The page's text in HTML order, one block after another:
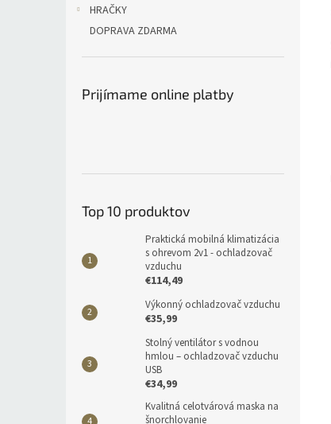
HRAČKY
DOPRAVA ZDARMA
Prijímame online platby
Top 10 produktov
Praktická mobilná klimatizácia
s ohrevom 2v1 - ochladzovač
vzduchu
€114,49
Výkonný ochladzovač vzduchu
€35,99
Stolný ventilátor s vodnou
hmlou – ochladzovač vzduchu
USB
€34,99
Kvalitná celotvárová maska na
šnorchlovanie